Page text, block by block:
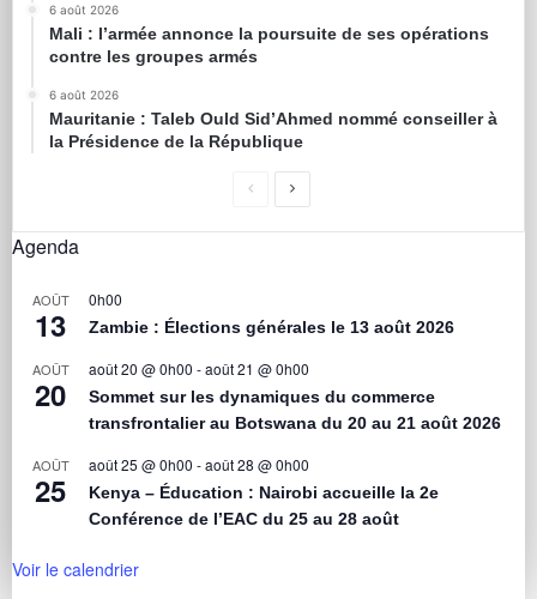
6 août 2026
Mali : l’armée annonce la poursuite de ses opérations
contre les groupes armés
6 août 2026
Mauritanie : Taleb Ould Sid’Ahmed nommé conseiller à
la Présidence de la République
Agenda
AOÛT
13
0h00
Zambie : Élections générales le 13 août 2026
AOÛT
20
août 20 @ 0h00 -août 21 @ 0h00
Sommet sur les dynamiques du commerce
transfrontalier au Botswana du 20 au 21 août 2026
AOÛT
25
août 25 @ 0h00 -août 28 @ 0h00
Kenya – Éducation : Nairobi accueille la 2e
Conférence de l’EAC du 25 au 28 août
Voir le calendrier